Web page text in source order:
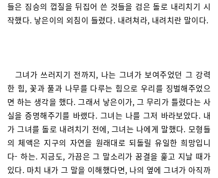
들은 짐승의 껍질을 뒤집어 쓴 것들을 검은 돌로 내리치기 시
작했다. 낳은이의 외침이 들렸다. 내려쳐라, 내려치란 말이다.
그녀가 쓰러지기 전까지, 나는 그녀가 보여주었던 그 강력
한 힘, 꽃과 풀과 나무를 다루는 힘으로 우리를 징벌해주었으
면 하는 생각을 했다. 그래서 낳은이가, 그 무리가 틀렸다는 사
실을 증명해주기를 바랬다. 그녀는 나를 그저 바라보았다. 내
가 그녀를 돌로 내려치기 전에, 그녀는 나에게 말했다. 모형들
의 체액은 지구의 자연을 원래대로 되돌릴 유일한 희망입니
다- 하는. 지금도, 가끔은 그 말소리가 꿈결을 훑고 지날 때가
있다. 마치 내가 그 말을 이해했다면, 나의 옆에 그녀가 아직까